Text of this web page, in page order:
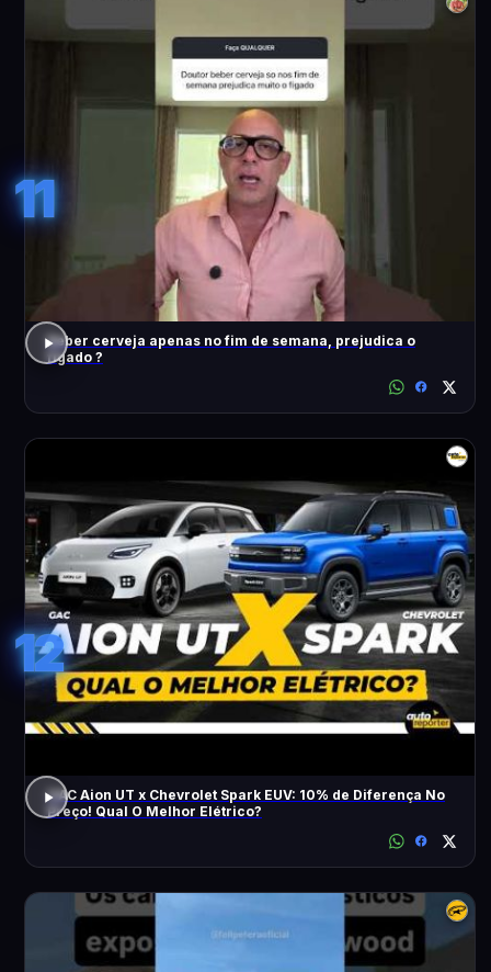
11
Beber cerveja apenas no fim de semana, prejudica o
fígado ?
12
GAC Aion UT x Chevrolet Spark EUV: 10% de Diferença No
Preço! Qual O Melhor Elétrico?